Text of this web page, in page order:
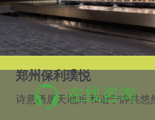
白鹭湾湿地公园自然探
孩子们在这场旅行中探索成长
在线咨询